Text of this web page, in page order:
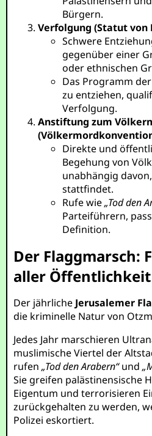
Bürgern.
Verfolgung (Statut von
Schwere
gegenüber einer
oder ethnischen
Das Programm
zu entziehen,
Verfolgung.
Anstiftung zum
Direkte und
Begehung von
unabhängig
stattfindet.
Rufe wie„Tod den
Parteiführern,
Definition.
Der Flaggmarsch:
aller Öffentlichkeit
Der jährliche Jerusalemer
die kriminelle Natur von
Jedes Jahr marschieren
muslimische Viertel der
rufen„Tod den Arabern“und
Sie greifen palästinensische
Eigentum und terrorisieren
zurückgehalten zu werden,
Polizei eskortiert.